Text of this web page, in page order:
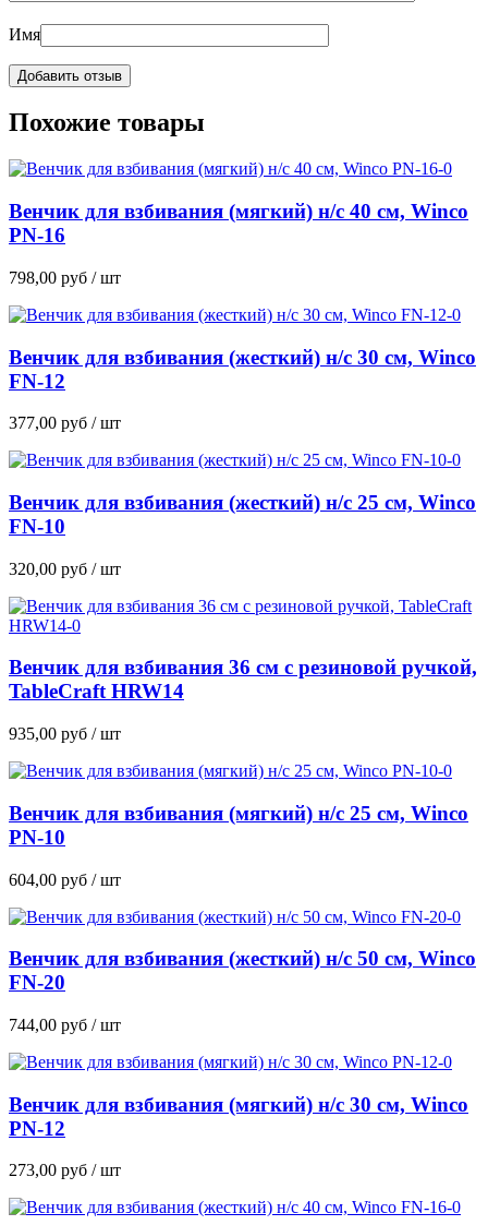
Имя
Похожие товары
Венчик для взбивания (мягкий) н/с 40 см, Winco
PN-16
798,00 руб / шт
Венчик для взбивания (жесткий) н/с 30 см, Winco
FN-12
377,00 руб / шт
Венчик для взбивания (жесткий) н/с 25 см, Winco
FN-10
320,00 руб / шт
Венчик для взбивания 36 см с резиновой ручкой,
TableCraft HRW14
935,00 руб / шт
Венчик для взбивания (мягкий) н/с 25 см, Winco
PN-10
604,00 руб / шт
Венчик для взбивания (жесткий) н/с 50 см, Winco
FN-20
744,00 руб / шт
Венчик для взбивания (мягкий) н/с 30 см, Winco
PN-12
273,00 руб / шт